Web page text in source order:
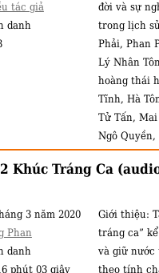
dòm ngó
được
kỳ công
một kỳ công
việc trên,
nước ta, lại
Chiêm
tác giả
danh
đời và sự
trong lịch
Phải, Phan
Lý Nhân
hoàng thái
Tĩnh, Hà
Tử Tấn,
Ngô
Trãi, Phùng
họ Khúc,
Vương,
Hoàng Diệu.
Khúc Tráng Ca
3 năm 2020
Phan
danh
phút 03 giây
Giới thiệu:
tráng ca”
và giữ nước
theo tính